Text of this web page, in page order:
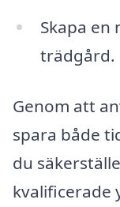
Skapa
trädgård.
Genom att
spara både
du
kvalificerade